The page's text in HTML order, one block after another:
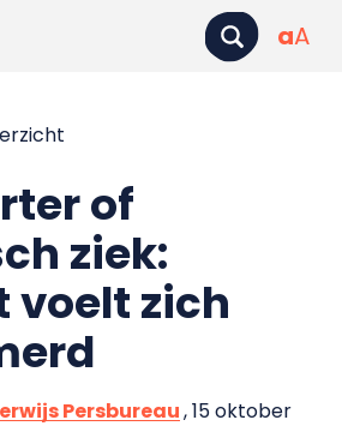
aA
of
ziek:
voelt zich
Persbureau, 15 oktober